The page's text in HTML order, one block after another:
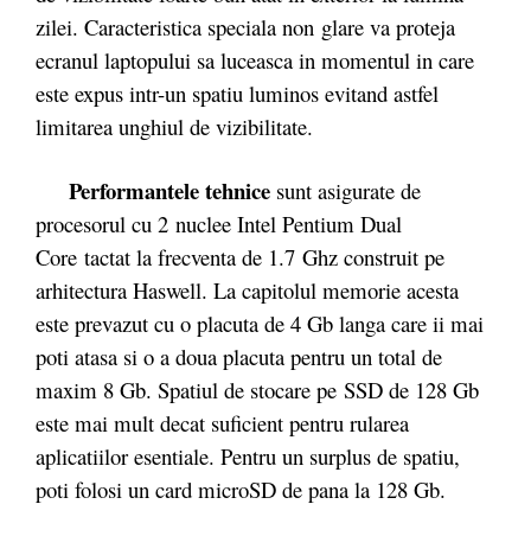
zilei. Caracteristica speciala non glare va proteja
ecranul laptopului sa luceasca in momentul in care
este expus intr-un spatiu luminos evitand astfel
limitarea unghiul de vizibilitate.
Performantele tehnice sunt asigurate de
procesorul cu 2 nuclee Intel Pentium Dual
Core tactat la frecventa de 1.7 Ghz construit pe
arhitectura Haswell. La capitolul memorie acesta
este prevazut cu o placuta de 4 Gb langa care ii mai
poti atasa si o a doua placuta pentru un total de
maxim 8 Gb. Spatiul de stocare pe SSD de 128 Gb
este mai mult decat suficient pentru rularea
aplicatiilor esentiale. Pentru un surplus de spatiu,
poti folosi un card microSD de pana la 128 Gb.